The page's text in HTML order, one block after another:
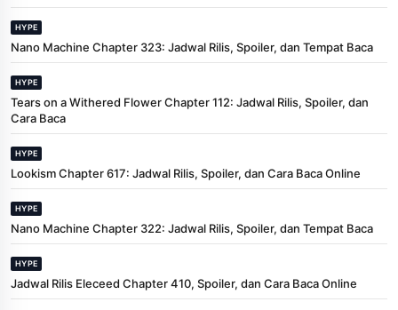
HYPE
Nano Machine Chapter 323: Jadwal Rilis, Spoiler, dan Tempat Baca
HYPE
Tears on a Withered Flower Chapter 112: Jadwal Rilis, Spoiler, dan
Cara Baca
HYPE
Lookism Chapter 617: Jadwal Rilis, Spoiler, dan Cara Baca Online
HYPE
Nano Machine Chapter 322: Jadwal Rilis, Spoiler, dan Tempat Baca
HYPE
Jadwal Rilis Eleceed Chapter 410, Spoiler, dan Cara Baca Online